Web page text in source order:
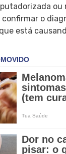
ou
o
está